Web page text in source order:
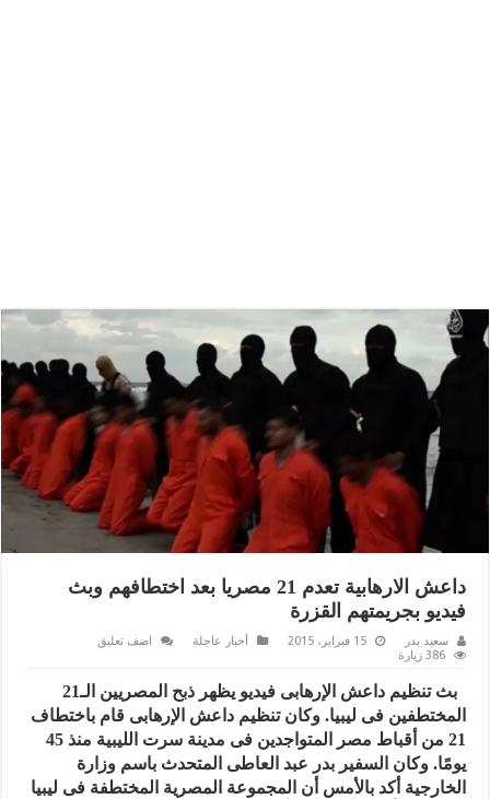
داعش الارهابية تعدم 21 مصريا بعد اختطافهم وبث
فيديو بجريمتهم القزرة
سعيد بدر 15 فبراير، 2015 أخبار عاجلة
اضف تعليق
386 زيارة
بث تنظيم داعش الإرهابى فيديو يظهر ذبح المصريين الـ21
المختطفين فى ليبيا. وكان تنظيم داعش الإرهابى قام باختطاف
21 من أقباط مصر المتواجدين فى مدينة سرت الليبية منذ 45
يومًا. وكان السفير بدر عبد العاطى المتحدث باسم وزارة
الخارجية أكد بالأمس أن المجموعة المصرية المختطفة فى ليبيا